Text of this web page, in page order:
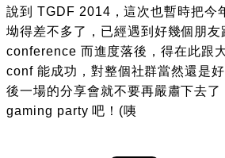
說到 TGDF 2014，這次也暫時把今
坳得差不多了，已經遇到好幾個朋
conference 而進度落後，得在此跟
conf 能成功，對整個社群當然還是
後一場的分享會就不要再嚴肅下去了
gaming party 吧！(咦